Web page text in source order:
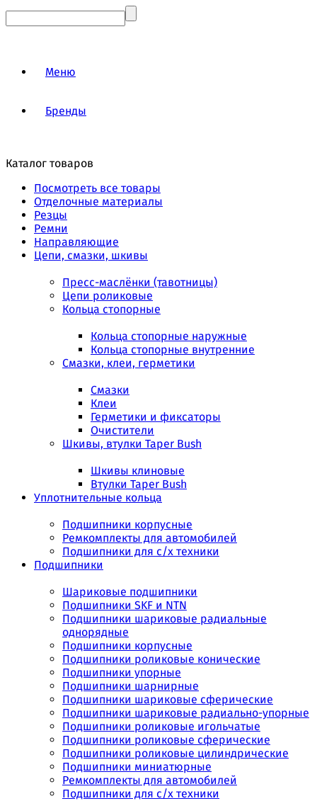
Меню
Бренды
Каталог товаров
Посмотреть все товары
Отделочные материалы
Резцы
Ремни
Направляющие
Цепи, смазки, шкивы
Пресс-маслёнки (тавотницы)
Цепи роликовые
Кольца стопорные
Кольца стопорные наружные
Кольца стопорные внутренние
Смазки, клеи, герметики
Смазки
Клеи
Герметики и фиксаторы
Очистители
Шкивы, втулки Taper Bush
Шкивы клиновые
Втулки Taper Bush
Уплотнительные кольца
Подшипники корпусные
Ремкомплекты для автомобилей
Подшипники для с/х техники
Подшипники
Шариковые подшипники
Подшипники SKF и NTN
Подшипники шариковые радиальные
однорядные
Подшипники корпусные
Подшипники роликовые конические
Подшипники упорные
Подшипники шарнирные
Подшипники шариковые сферические
Подшипники шариковые радиально-упорные
Подшипники роликовые игольчатые
Подшипники роликовые сферические
Подшипники роликовые цилиндрические
Подшипники миниатюрные
Ремкомплекты для автомобилей
Подшипники для с/х техники